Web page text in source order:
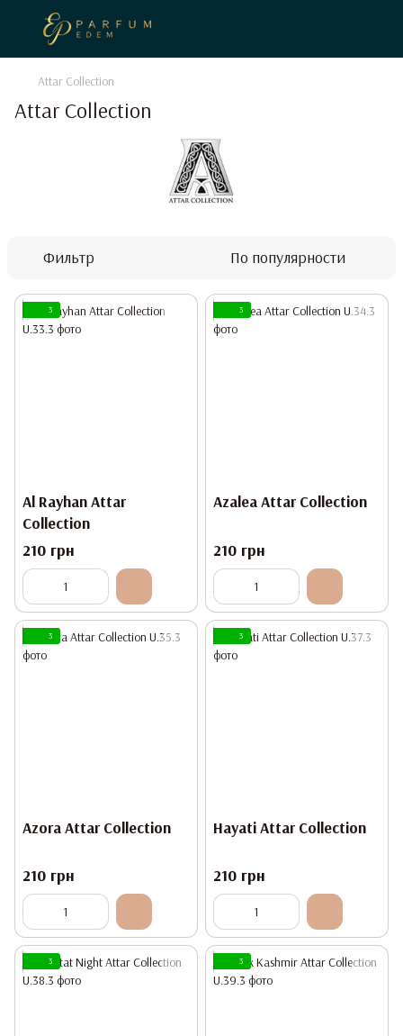
Attar Collection
Attar Collection
Фильтр По популярности
3
Al Rayhan Attar
Collection
210 грн
3
Azalea Attar Collection
210 грн
3
Azora Attar Collection
210 грн
3
Hayati Attar Collection
210 грн
3 3